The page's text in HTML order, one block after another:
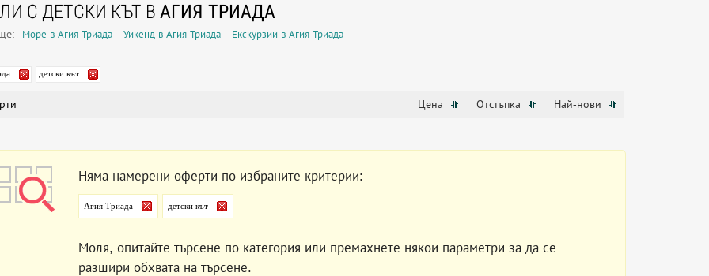
С ДЕТСКИ КЪТ В АГИЯ ТРИАДА
Море в Агия Триада Уикенд в Агия Триада Екскурзии в Агия Триада
детски кът
Цена Отстъпка Най-нови
Няма намерени оферти по избраните критерии:
Агия Триада детски кът
Моля, опитайте търсене по категория или премахнете някои параметри за да се
разшири обхвата на търсене.